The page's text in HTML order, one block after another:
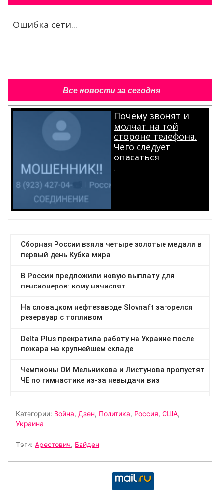
Ошибка сети...
Все новости за сегодня
Почему звонят и
молчат на той
стороне телефона.
Чего следует
опасаться
.
Категории: Война, Дзен, Политика, Россия, США,
Украина
Тэги: Арестович, Байден